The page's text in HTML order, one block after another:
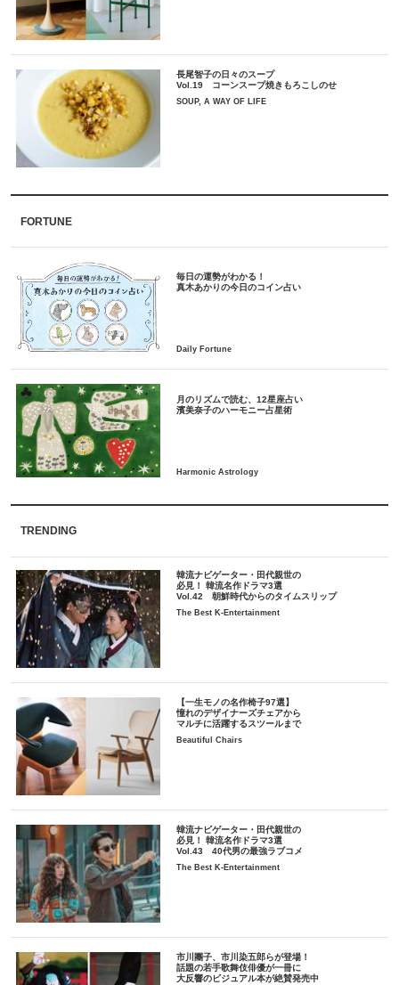
長尾智子の日々のスープ
Vol.19 コーンスープ焼きもろこしのせ
SOUP, A WAY OF LIFE
FORTUNE
毎日の運勢がわかる！
月のリズムで読む、12星座占い
TRENDING
韓流ナビゲーター・田代親世の
必見！ 韓流名作ドラマ3選
Vol.42 朝鮮時代からのタイムスリップ
The Best K-Entertainment
【一生モノの名作椅子97選】
憧れのデザイナーズチェアから
マルチに活躍するスツールまで
Beautiful Chairs
韓流ナビゲーター・田代親世の
必見！ 韓流名作ドラマ3選
Vol.43 40代男の最強ラブコメ
The Best K-Entertainment
市川團子、市川染五郎らが登場！
話題の若手歌舞伎俳優が一冊に
大反響のビジュアル本が絶賛発売中